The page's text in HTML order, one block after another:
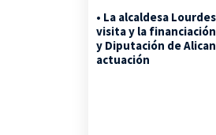
• La alcaldesa
visita y la
y Diputación de
actuación